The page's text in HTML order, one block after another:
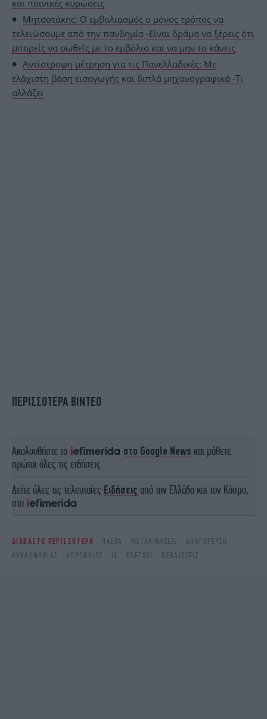
και ποινικές κυρώσεις
Μητσοτάκης: Ο εμβολιασμός ο μόνος τρόπος να
τελειώσουμε από την πανδημία -Είναι δράμα να ξέρεις ότι
μπορείς να σωθείς με το εμβόλιο και να μην το κάνεις
Αντίστροφη μέτρηση για τις Πανελλαδικές: Με
ελάχιστη βάση εισαγωγής και διπλά μηχανογραφικά -Τι
αλλάζει
ΠΕΡΙΣΣΟΤΕΡΑ ΒΙΝΤΕΟ
Ακολουθήστε το στο Google News και μάθετε
πρώτοι όλες τις ειδήσεις
Δείτε όλες τις τελευταίες Ειδήσεις από την Ελλάδα και τον Κόσμο,
στο
ΔΙΑΒΑΣΤΕ ΠΕΡΙΣΣΟΤΕΡΑ ΠΆΣΧΑ ΜΕΤΑΚΙΝΉΣΕΙΣ
ΑΠΑΓΌΡΕΥΣΗ
ΚΥΚΛΟΦΟΡΊΑΣ
ΚΟΡΩΝΟΪΌΣ ΙΧ ΈΛΕΓΧΟΙ ΒΕΒΑΙΏΣΕΙΣ